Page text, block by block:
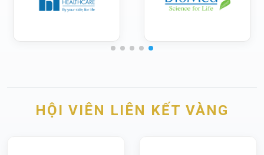
HỘI VIÊN LIÊN KẾT VÀNG